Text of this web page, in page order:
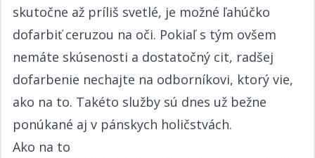
skutočne až príliš svetlé, je možné ľahúčko
dofarbiť ceruzou na oči. Pokiaľ s tým ovšem
nemáte skúsenosti a dostatočný cit, radšej
dofarbenie nechajte na odborníkovi, ktorý vie,
ako na to. Takéto služby sú dnes už bežne
ponúkané aj v pánskych holičstvách.​​​​‌ ‍ ​‍​‍‌‍ ‌ ​‍‌‍‍‌‌‍‌ ‌‍‍‌‌‍ ‍​‍​‍​ ‍‍​‍​‍‌ ​ ‌‍​‌‌‍ ‍‌‍‍‌‌ ‌​‌ ‍‌​‍ ‍‌‍‍‌‌‍ ​‍​‍​‍ ​​‍​‍‌‍‍​‌ ​‍‌‍‌‌‌‍‌‍​‍​‍​ ‍‍​‍​‍‌‍‍​‌ ‌​‌ ‌​‌ ​​​ ‍‍​‍ ​‍ ‌‍ ​‌‍ ‌‍​ ‌‍​‌‌‍ ​‌‍‍​‌‍ ‌ ​ ‌ ‌​​ ‍‍​ ​ ​ ​​​ ​​​ ​​​‍ ‌ ​ ‌ ‌​‌ ‌‌‌‍‌​‌‍‍‌‌‍ ​‍ ‌‍‍‌‌‍ ‍‌ ‌​‌‍‌‌‌‍ ‍‌ ‌​​‍ ‌‍‌‌‌‍‌​‌‍‍‌‌ ‌​​‍ ‌‍ ‌‌‍ ‌‍‌​‌‍‌‌​ ‌‌ ​​‌ ​‍‌‍‌‌‌ ​ ‌‍‌‌‌‍ ‍‌ ‌​‌‍​‌‌ ‌​‌‍‍‌‌‍ ‌‍ ‍​ ‍ ‌‍‍‌‌‍‌​​ ‌‌ ​​‌‍ ‌ ​ ‌ ‌​​‍ ‌​ ​‍​ ‍​​ ‌‍​ ‌​​ ‍​​ ​ ​ ‍ ‌ ‌​‌ ‍‌‌ ​​‌‍‌‌​ ‌‌ ​​‌‍ ‌ ​ ‌ ‌​​ ‍ ‌ ​​‌‍​‌‌ ‌​‌‍‍​​ ‌‌‍​ ‌‍ ‌‍ ‍‌ ‌​‌‍‌‌‌‍ ‍‌ ‌​​‍‌‌​ ‌‌‌​​‍‌‌ ‌‍‍ ‌‍‌‌‌ ‍‌​‍‌‌​ ​ ‌​‌​​‍‌‌​ ​ ‌​‌​​‍‌‌​ ​‍​ ​‍‌‍‌‍​ ​‌‌‍‌‌​ ‌‍​ ‌ ​ ‍​‌‍​‌‌‍​‍​ ​‌‌‍​‌​ ‌‌​ ‌‌​‍‌‌​ ​‍​ ​‍​‍‌‌​ ‌‌‌​‌​​‍ ‍‌‍​ ‌‍‍​‌‍‍‌‌‍ ​‌‍‌​‌ ​‍‌‍‌‌‌‍ ‍​‍‌‌​ ‌‌‌​​‍‌‌ ‌‍‍ ‌‍‌‌‌ ‍‌​‍‌‌​ ​ ‌​‌​​‍‌‌​ ​ ‌​‌​​‍‌‌​ ​‍​ ​‍‌‍‌‍​ ​‌‌‍‌‌​ ‌‍​ ‌ ​ ‍​‌‍​‌‌‍​‍​ ​‌‌‍​‌​ ‌‌​ ‌‌​ ​​​‍‌‌​ ​‍​ ​‍​‍‌‌​ ‌‌‌​‌​​‍ ‍‌ ‌​‌‍‌‌‌ ‍​‌ ‌​​ ‌‍​‍‌‍​‌‌ ​ ‌‍‌‌‌‌‌‌‌ ​‍‌‍ ​​ ‌‌‍‍​‌ ‌​‌ ‌​‌ ​​​‍‌‌​ ​ ‌​​‌​‍‌‌​ ​‍‌​‌‍​‍‌‌​ ​‍‌​‌‍‌‍ ​‌‍ ‌‍​ ‌‍​‌‌‍ ​‌‍‍​‌‍ ‌ ​ ‌ ‌​​‍‌‌​ ​ ‌​​‌​ ​ ​ ​​​ ​​​ ​​​‍‌‌​ ​‍‌​‌‍‌ ​ ‌ ‌​‌ ‌‌‌‍‌​‌‍‍‌‌‍ ​‍‌‍‌‍‍‌‌‍‌​​ ‌‌ ​​‌‍ ‌ ​ ‌ ‌​​‍ ‌​ ​‍​ ‍​​ ‌‍​ ‌​​ ‍​​ ​ ​‍‌‍‌ ‌​‌ ‍‌‌ ​​‌‍‌‌​ ‌‌ ​​‌‍ ‌ ​ ‌ ‌​​‍‌‍‌ ​​‌‍​‌‌ ‌​‌‍‍​​ ‌‌‍​ ‌‍ ‌‍ ‍‌ ‌​‌‍‌‌‌‍ ‍‌ ‌​​‍‌‌​ ‌‌‌​​‍‌‌ ‌‍‍ ‌‍‌‌‌ ‍‌​‍‌‌​ ​ ‌​‌​​‍‌‌​ ​ ‌​‌​​‍‌‌​ ​‍​ ​‍‌‍‌‍​ ​‌‌‍‌‌​ ‌‍​ ‌ ​ ‍​‌‍​‌‌‍​‍​ ​‌‌‍​‌​ ‌‌​ ‌‌​‍‌‌​ ​‍​ ​‍​‍‌‌​ ‌‌‌​‌​​‍ ‍‌‍​ ‌‍‍​‌‍‍‌‌‍ ​‌‍‌​‌ ​‍‌‍‌‌‌‍ ‍​‍‌‌​ ‌‌‌​​‍‌‌ ‌‍‍ ‌‍‌‌‌ ‍‌​‍‌‌​ ​ ‌​‌​​‍‌‌​ ​ ‌​‌​​‍‌‌​ ​‍​ ​‍‌‍‌‍​ ​‌‌‍‌‌​ ‌‍​ ‌ ​ ‍​‌‍​‌‌‍​‍​ ​‌‌‍​‌​ ‌‌​ ‌‌​ ​​​‍‌‌​ ​‍​ ​‍​‍‌‌​ ‌‌‌​‌​​‍ ‍‌ ‌​‌‍‌‌‌ ‍​‌ ‌​​‍‌‍‌ ​​‌‍‌‌‌ ​‍‌ ​ ‌ ​​‌‍‌‌‌‍​ ‌ ‌​‌‍‍‌‌ ‌‍‌‍‌‌​ ‌‌ ​​‌ ‌‌‌‍​‍‌‍ ​‌‍‍‌‌ ​ ‌‍‍​‌‍‌‌‌‍‌​​‍​‍‌ ‌
Ako na to​​​​‌ ‍ ​‍​‍‌‍ ‌ ​‍‌‍‍‌‌‍‌ ‌‍‍‌‌‍ ‍​‍​‍​ ‍‍​‍​‍‌ ​ ‌‍​‌‌‍ ‍‌‍‍‌‌ ‌​‌ ‍‌​‍ ‍‌‍‍‌‌‍ ​‍​‍​‍ ​​‍​‍‌‍‍​‌ ​‍‌‍‌‌‌‍‌‍​‍​‍​ ‍‍​‍​‍‌‍‍​‌ ‌​‌ ‌​‌ ​​​ ‍‍​‍ ​‍ ‌‍ ​‌‍ ‌‍​ ‌‍​‌‌‍ ​‌‍‍​‌‍ ‌ ​ ‌ ‌​​ ‍‍​ ​ ​ ​​​ ​​​ ​​​‍ ‌ ​ ‌ ‌​‌ ‌‌‌‍‌​‌‍‍‌‌‍ ​‍ ‌‍‍‌‌‍ ‍‌ ‌​‌‍‌‌‌‍ ‍‌ ‌​​‍ ‌‍‌‌‌‍‌​‌‍‍‌‌ ‌​​‍ ‌‍ ‌‌‍ ‌‍‌​‌‍‌‌​ ‌‌ ​​‌ ​‍‌‍‌‌‌ ​ ‌‍‌‌‌‍ ‍‌ ‌​‌‍​‌‌ ‌​‌‍‍‌‌‍ ‌‍ ‍​ ‍ ‌‍‍‌‌‍‌​​ ‌‌ ​​‌‍ ‌ ​ ‌ ‌​​‍ ‌​ ​‍​ ‍​​ ‌‍​ ‌​​ ‍​​ ​ ​ ‍ ‌ ‌​‌ ‍‌‌ ​​‌‍‌‌​ ‌‌ ​​‌‍ ‌ ​ ‌ ‌​​ ‍ ‌ ​​‌‍​‌‌ ‌​‌‍‍​​ ‌‌‍​ ‌‍ ‌‍ ‍‌ ‌​‌‍‌‌‌‍ ‍‌ ‌​​‍‌‌​ ‌‌‌​​‍‌‌ ‌‍‍ ‌‍‌‌‌ ‍‌​‍‌‌​ ​ ‌​‌​​‍‌‌​ ​ ‌​‌​​‍‌‌​ ​‍​ ​‍​ ​‍​ ‍​​ ‌ ‌‍‌​​ ‍‌​ ‍‌​ ​ ‌‍‌‍​ ​‌​ ​‌‌‍‌‌‌‍​‍​‍‌‌​ ​‍​ ​‍​‍‌‌​ ‌‌‌​‌​​‍ ‍‌‍​ ‌‍‍​‌‍‍‌‌‍ ​‌‍‌​‌ ​‍‌‍‌‌‌‍ ‍​‍‌‌​ ‌‌‌​​‍‌‌ ‌‍‍ ‌‍‌‌‌ ‍‌​‍‌‌​ ​ ‌​‌​​‍‌‌​ ​ ‌​‌​​‍‌‌​ ​‍​ ​‍​ ​‍​ ‍​​ ‌ ‌‍‌​​ ‍‌​ ‍‌​ ​ ‌‍‌‍​ ​‌​ ​‌‌‍‌‌‌‍​‍​ ​​​‍‌‌​ ​‍​ ​‍​‍‌‌​ ‌‌‌​‌​​‍ ‍‌ ‌​‌‍‌‌‌ ‍​‌ ‌​​ ‌‍​‍‌‍​‌‌ ​ ‌‍‌‌‌‌‌‌‌ ​‍‌‍ ​​ ‌‌‍‍​‌ ‌​‌ ‌​‌ ​​​‍‌‌​ ​ ‌​​‌​‍‌‌​ ​‍‌​‌‍​‍‌‌​ ​‍‌​‌‍‌‍ ​‌‍ ‌‍​ ‌‍​‌‌‍ ​‌‍‍​‌‍ ‌ ​ ‌ ‌​​‍‌‌​ ​ ‌​​‌​ ​ ​ ​​​ ​​​ ​​​‍‌‌​ ​‍‌​‌‍‌ ​ ‌ ‌​‌ ‌‌‌‍‌​‌‍‍‌‌‍ ​‍‌‍‌‍‍‌‌‍‌​​ ‌‌ ​​‌‍ ‌ ​ ‌ ‌​​‍ ‌​ ​‍​ ‍​​ ‌‍​ ‌​​ ‍​​ ​ ​‍‌‍‌ ‌​‌ ‍‌‌ ​​‌‍‌‌​ ‌‌ ​​‌‍ ‌ ​ ‌ ‌​​‍‌‍‌ ​​‌‍​‌‌ ‌​‌‍‍​​ ‌‌‍​ ‌‍ ‌‍ ‍‌ ‌​‌‍‌‌‌‍ ‍‌ ‌​​‍‌‌​ ‌‌‌​​‍‌‌ ‌‍‍ ‌‍‌‌‌ ‍‌​‍‌‌​ ​ ‌​‌​​‍‌‌​ ​ ‌​‌​​‍‌‌​ ​‍​ ​‍​ ​‍​ ‍​​ ‌ ‌‍‌​​ ‍‌​ ‍‌​ ​ ‌‍‌‍​ ​‌​ ​‌‌‍‌‌‌‍​‍​‍‌‌​ ​‍​ ​‍​‍‌‌​ ‌‌‌​‌​​‍ ‍‌‍​ ‌‍‍​‌‍‍‌‌‍ ​‌‍‌​‌ ​‍‌‍‌‌‌‍ ‍​‍‌‌​ ‌‌‌​​‍‌‌ ‌‍‍ ‌‍‌‌‌ ‍‌​‍‌‌​ ​ ‌​‌​​‍‌‌​ ​ ‌​‌​​‍‌‌​ ​‍​ ​‍​ ​‍​ ‍​​ ‌ ‌‍‌​​ ‍‌​ ‍‌​ ​ ‌‍‌‍​ ​‌​ ​‌‌‍‌‌‌‍​‍​ ​​​‍‌‌​ ​‍​ ​‍​‍‌‌​ ‌‌‌​‌​​‍ ‍‌ ‌​‌‍‌‌‌ ‍​‌ ‌​​‍‌‍‌ ​​‌‍‌‌‌ ​‍‌ ​ ‌ ​​‌‍‌‌‌‍​ ‌ ‌​‌‍‍‌‌ ‌‍‌‍‌‌​ ‌‌ ​​‌ ‌‌‌‍​‍‌‍ ​‌‍‍‌‌ ​ ‌‍‍​‌‍‌‌‌‍‌​​‍​‍‌ ‌